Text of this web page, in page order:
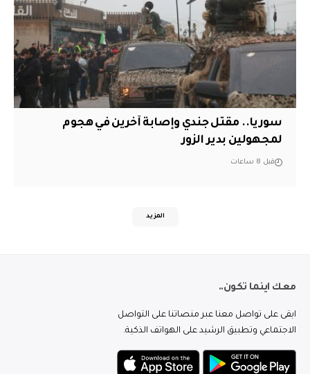
سوريا.. مقتل جندي وإصابة آخرين في هجوم
لمجهولين بدير الزور
قبل 8 ساعات
المزيد
معك اينما تكون..
ابقى على تواصل معنا عبر منصاتنا على التواصل
الاجتماعي وتطبيق الرشيد على الهواتف الذكية.